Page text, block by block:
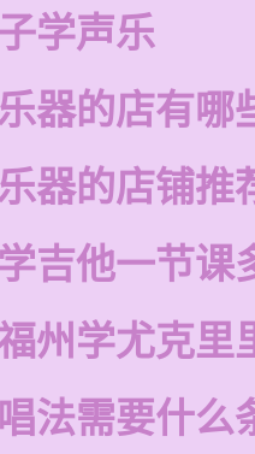
学声乐
器的店有哪
器的店铺推
吉他一节课
州学尤克里
法需要什么